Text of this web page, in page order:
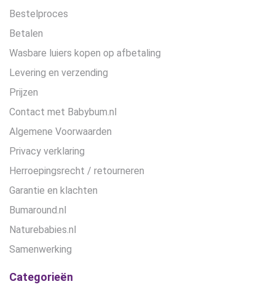
Bestelproces
Betalen
Wasbare luiers kopen op afbetaling
Levering en verzending
Prijzen
Contact met Babybum.nl
Algemene Voorwaarden
Privacy verklaring
Herroepingsrecht / retourneren
Garantie en klachten
Bumaround.nl
Naturebabies.nl
Samenwerking
Categorieën